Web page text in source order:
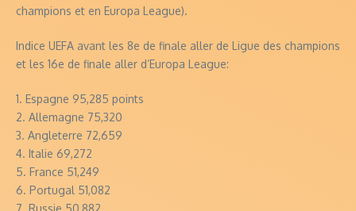
champions et en Europa League).
Indice UEFA avant les 8e de finale aller de Ligue des champions
et les 16e de finale aller d’Europa League:
1. Espagne 95,285 points
2. Allemagne 75,320
3. Angleterre 72,659
4. Italie 69,272
5. France 51,249
6. Portugal 51,082
7. Russie 50,882